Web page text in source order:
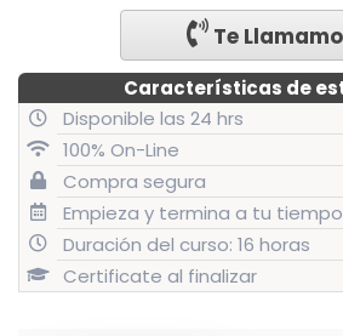
cantidad
Te
Características de
Disponible las 24 hrs
100% On-Line
Compra segura
Empieza y termina a tu tiempo
Duración del curso: 16 horas
Certificate al finalizar